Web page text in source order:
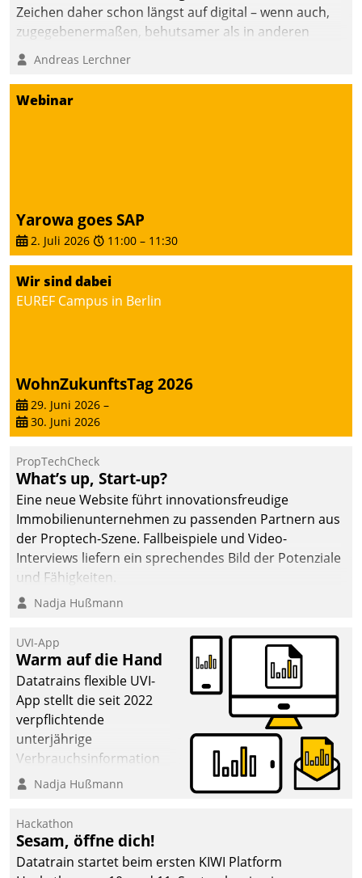
Zeichen daher schon längst auf digital – wenn auch,
zugegebenermaßen, behutsamer als in anderen
Branchen.
Andreas Lerchner
Webinar
Yarowa goes SAP
2. Juli 2026 11:00 – 11:30
Wir sind dabei
EUREF Campus in Berlin
WohnZukunftsTag 2026
29. Juni 2026 –
30. Juni 2026
PropTechCheck
What’s up, Start-up?
Eine neue Website führt innovationsfreudige
Immobilienunternehmen zu passenden Partnern aus
der Proptech-Szene. Fallbeispiele und Video-
Interviews liefern ein sprechendes Bild der Potenziale
und Fähigkeiten.
Nadja Hußmann
UVI-App
Warm auf die Hand
Datatrains flexible UVI-
App stellt die seit 2022
verpflichtende
unterjährige
Verbrauchsinformation
schnell, zuverlässig und
Die monatlichen
Mitteilungen zum
Heizungs- und
Nadja Hußmann
Hackathon
Sesam, öffne dich!
Datatrain startet beim ersten KIWI Platform